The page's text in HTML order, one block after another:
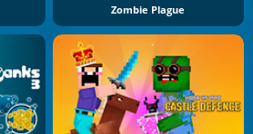
Zombie Plague